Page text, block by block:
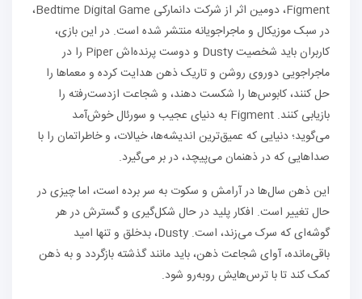
Figment، دومین اثر از شرکت دانمارکی Bedtime Digital Game،
در سبک موزیکال و ماجراجویانه منتشر شده است. در این بازی،
کاربران باید شخصیت Dusty و دوست پرنده‌اش Piper را در
ماجراجویی دوروی روشن و تاریک ذهن هدایت کرده و معماها را
حل کنند، کابوس‌ها را شکست دهند، و شجاعت ازدست‌رفته را
بازیابی کنند. Figment به دنیای عجیب و سورئال خوش‌آمد
می‌گوید؛ دنیایی که عمیق‌ترین اندیشه‌ها، خیالات، و خاطراتمان را با
صداهایی که در ذهنمان می‌پیچد، در بر می‌گیرد.
این ذهن سال‌ها در آرامش و سکوت به سر برده است، اما چیزی در
حال تغییر است. افکار پلید در حال شکل‌گیری و گسترش در هر
گوشه‌ای که سرک می‌زند، است. Dusty، بدخلق و تنها امید
باقی‌مانده، آوای شجاعت ذهن، باید مانند گذشته بازگردد و به ذهن
کمک کند تا با ترس‌هایش روبه‌رو شود.